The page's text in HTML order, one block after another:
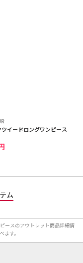
イードロングワンピース
ム
ースのアウトレット商品詳細情
す。